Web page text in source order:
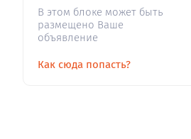
В этом блоке может быть
размещено Ваше
объявление
Как сюда попасть?